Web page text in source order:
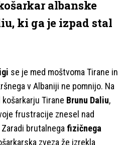
albanske
ki ga je izpad stal
se je med moštvoma Tirane in
v Albaniji ne pomnijo. Na
Tirane Brunu Daliu,
frustracije znesel nad
brutalnega fizičnega
zveza že izrekla